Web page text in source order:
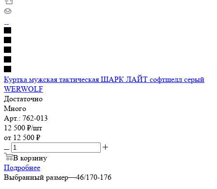
Куртка мужская тактическая ШАРК ЛАЙТ софтшелл серый
WERWOLF
Достаточно
Много
Арт.: 762-013
12 500 ₽/шт
от 12 500 ₽
В корзину
Подробнее
Выбранный размер—46/170-176